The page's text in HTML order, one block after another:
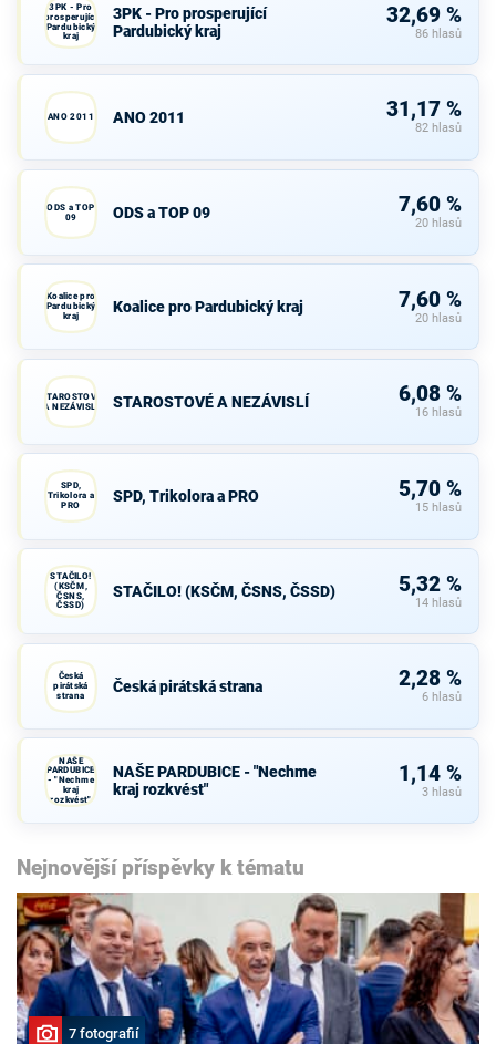
3PK - Pro
prosperující
Pardubický
kraj
3PK - Pro prosperující
Pardubický kraj
32,69 %
86 hlasů
ANO 2011 ANO 2011 31,17 %
82 hlasů
ODS a TOP
09
ODS a TOP 09 7,60 %
20 hlasů
Koalice pro
Pardubický
kraj
Koalice pro Pardubický kraj 7,60 %
20 hlasů
STAROSTOVÉ
A NEZÁVISLÍ
STAROSTOVÉ A NEZÁVISLÍ 6,08 %
16 hlasů
SPD,
Trikolora a
PRO
SPD, Trikolora a PRO 5,70 %
15 hlasů
STAČILO!
(KSČM,
ČSNS,
ČSSD)
STAČILO! (KSČM, ČSNS, ČSSD) 5,32 %
14 hlasů
Česká
pirátská
strana
Česká pirátská strana 2,28 %
6 hlasů
NAŠE
PARDUBICE
- "Nechme
kraj
rozkvést"
NAŠE PARDUBICE - "Nechme
kraj rozkvést"
1,14 %
3 hlasů
Nejnovější příspěvky k tématu
7 fotografií